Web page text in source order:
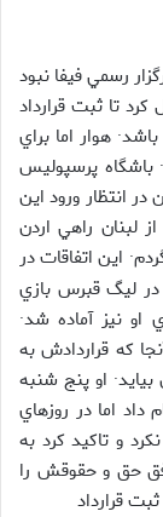
رسمي فيفا نبود
تا ثبت قرارداد
هوار اما براي
باشگاه پرسپوليس
انتظار ورود اين
لبنان راهي اردن
اين اتفاقات در
ليگ قبرس بازي
نيز آماده شد·
كه قراردادش به
او پنج شنبه
اما در روزهاي
و تاكيد كرد به
حق و حقوقش را
قرارداد